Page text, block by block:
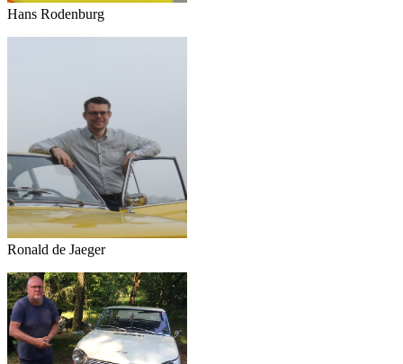
Hans Rodenburg
Ronald de Jaeger